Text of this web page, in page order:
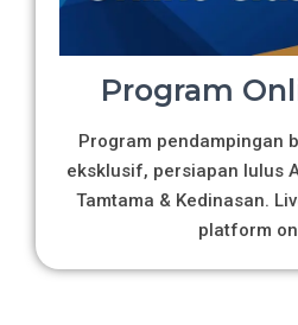
Program
Program pendampingan
eksklusif, persiapan lulus
Tamtama & Kedinasan.
platform